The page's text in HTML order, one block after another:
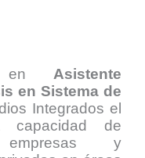
en Asistente
en Sistema de
Integrados el
capacidad de
y